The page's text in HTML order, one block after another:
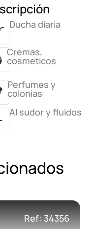
Ducha diaria
Cremas,
cosmeticos
Perfumes y
colonias
Al sudor y fluidos
Ref: 34356